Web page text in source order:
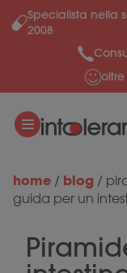
Salta al contenuto
Specialista nella
2008
home / blog /
guida per un